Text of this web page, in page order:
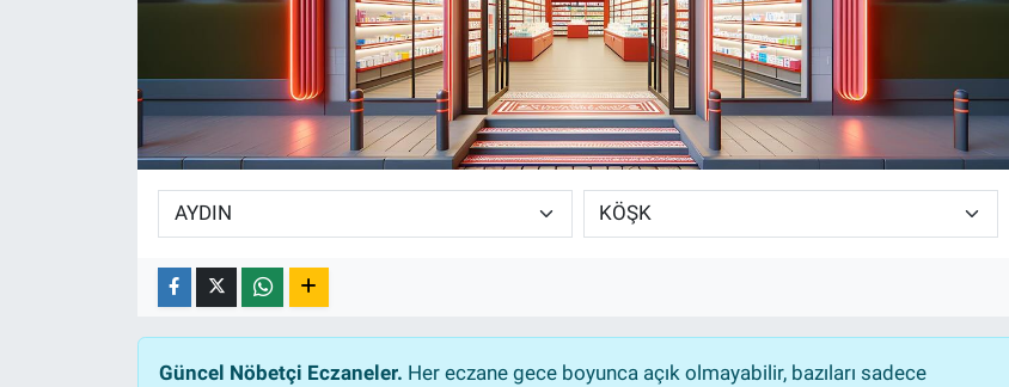
Güncel Nöbetçi Eczaneler. Her eczane gece boyunca açık olmayabilir, bazıları sadece
ÖZEL HABER
POLİTİKA
TEKNOLOJİ